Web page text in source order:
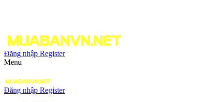
Đăng nhập Register
Menu
Đăng nhập Register